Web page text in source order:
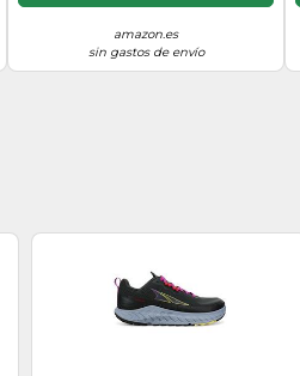
amazon.es
sin gastos de envío